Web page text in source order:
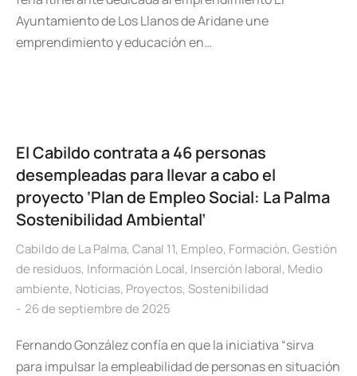
Ayuntamiento de Los Llanos de Aridane une
emprendimiento y educación en…
El Cabildo contrata a 46 personas
desempleadas para llevar a cabo el
proyecto ‘Plan de Empleo Social: La Palma
Sostenibilidad Ambiental’
Cabildo de La Palma, Canal 11, Empleo, Formación, Gestión
de residuos, Información Local, Inserción laboral, Medio
ambiente, Noticias, Proyectos, Sostenibilidad
26 de septiembre de 2025
Fernando González confía en que la iniciativa “sirva
para impulsar la empleabilidad de personas en situación